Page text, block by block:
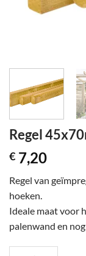
Regel
€ 7,20
Regel van
hoeken.
Ideale maat voor
palenwand en